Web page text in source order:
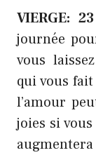
VIERGE:
journée
vous
qui vous
l’amour
joies si